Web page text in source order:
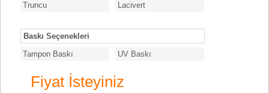
Truncu
Lacivert
Baskı Seçenekleri
Tampon Baskı
UV Baskı
Fiyat İsteyiniz